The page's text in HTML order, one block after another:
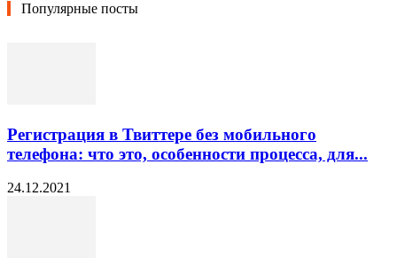
Популярные посты
Регистрация в Твиттере без мобильного
телефона: что это, особенности процесса, для...
24.12.2021